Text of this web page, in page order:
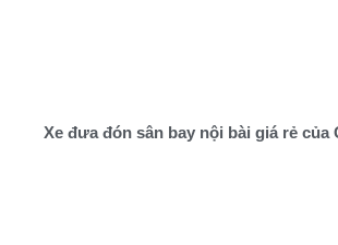
Xe đưa đón sân bay nội bài giá rẻ của